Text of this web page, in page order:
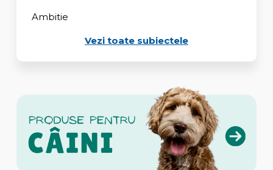
Ambitie
Vezi toate subiectele